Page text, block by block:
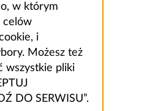
w którym
celów
i
Możesz też
wszystkie pliki
DO SERWISU”.